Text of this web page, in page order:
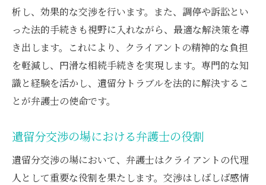
析し、効果的な交渉を行います。また、調停や訴訟とい
った法的手続きも視野に入れながら、最適な解決策を導
き出します。これにより、クライアントの精神的な負担
を軽減し、円滑な相続手続きを実現します。専門的な知
識と経験を活かし、遺留分トラブルを法的に解決するこ
とが弁護士の使命です。
遺留分交渉の場における弁護士の役割
遺留分交渉の場において、弁護士はクライアントの代理
人として重要な役割を果たします。交渉はしばしば感情